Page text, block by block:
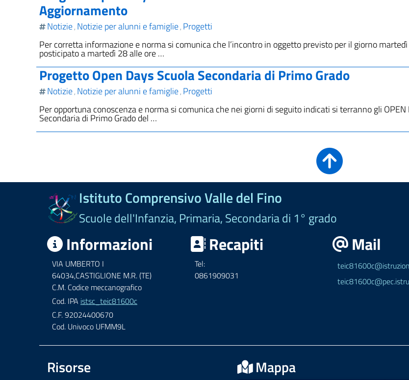
Aggiornamento
Notizie, Notizie per alunni e famiglie, Progetti
Per corretta informazione e norma si comunica che l’incontro in oggetto previsto per il giorno
posticipato a martedì 28 alle ore …
Progetto Open Days Scuola Secondaria di Primo Grado
Notizie, Notizie per alunni e famiglie, Progetti
Per opportuna conoscenza e norma si comunica che nei giorni di seguito indicati si terranno gli OPEN
Secondaria di Primo Grado del …
Istituto Comprensivo Valle del Fino
Scuole dell'Infanzia, Primaria, Secondaria di 1° grado
Informazioni
VIA UMBERTO I
64034,CASTIGLIONE M.R. (TE)
C.M. Codice meccanografico
Cod. IPA istsc_teic81600c
C.F. 92024400670
Cod. Univoco UFMM9L
Recapiti
Tel:
0861909031
Mail
Risorse Mappa